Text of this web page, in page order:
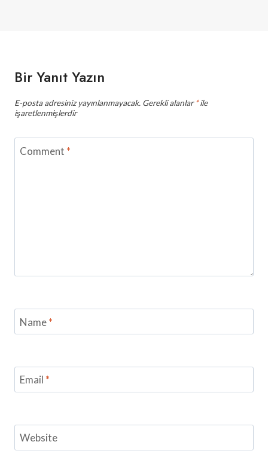
Bir Yanıt Yazın
E-posta adresiniz yayınlanmayacak. Gerekli alanlar*ile
işaretlenmişlerdir
Comment *
Name*
Email *
Website